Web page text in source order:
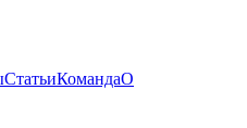
СтатьиКомандаО